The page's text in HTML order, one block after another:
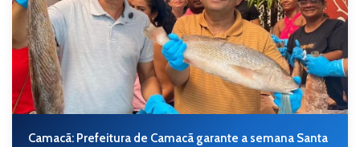
Camacã: Prefeitura de Camacã garante a semana Santa